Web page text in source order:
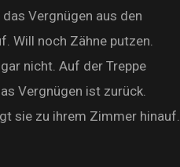
Vergnügen aus den
Will noch Zähne putzen.
nicht. Auf der Treppe
Vergnügen ist zurück.
sie zu ihrem Zimmer hinauf.